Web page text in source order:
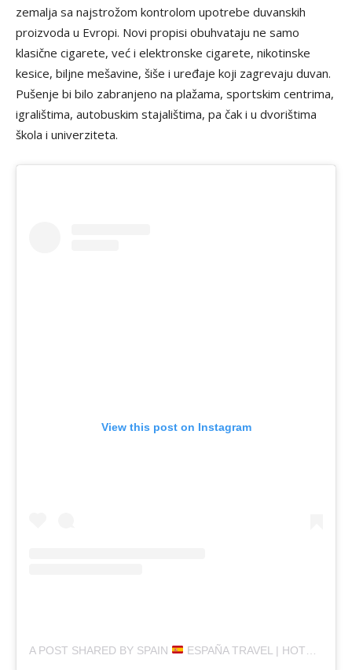
zemalja sa najstrožom kontrolom upotrebe duvanskih
proizvoda u Evropi. Novi propisi obuhvataju ne samo
klasične cigarete, već i elektronske cigarete, nikotinske
kesice, biljne mešavine, šiše i uređaje koji zagrevaju duvan.
Pušenje bi bilo zabranjeno na plažama, sportskim centrima,
igralištima, autobuskim stajalištima, pa čak i u dvorištima
škola i univerziteta.
View this post on Instagram
A POST SHARED BY SPAIN ESPAÑA TRAVEL | HOTELS | FOOD | TIPS (@SPAINEXPLORE)